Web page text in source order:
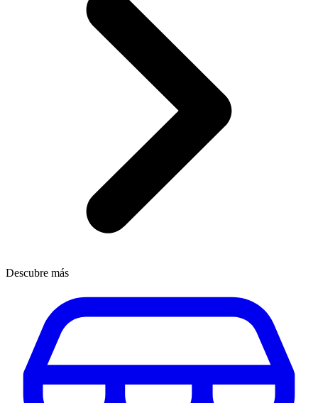
Descubre más